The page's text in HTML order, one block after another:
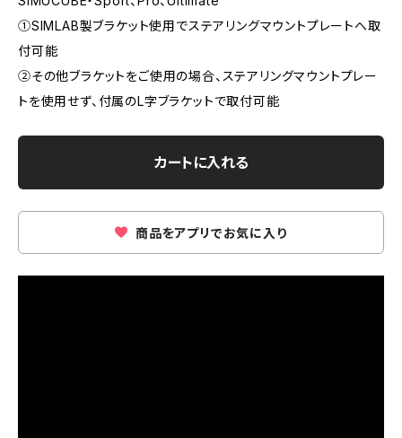
①SIMLAB製ブラケット使用でステアリングマウントプレートへ取
付可能
②その他ブラケットをご使用の場合、ステアリングマウントプレー
トを使用せず、付属のL字ブラケットで取付可能
カートに入れる
商品をアプリでお気に入り